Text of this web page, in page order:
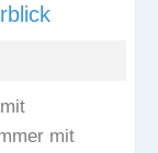
mit